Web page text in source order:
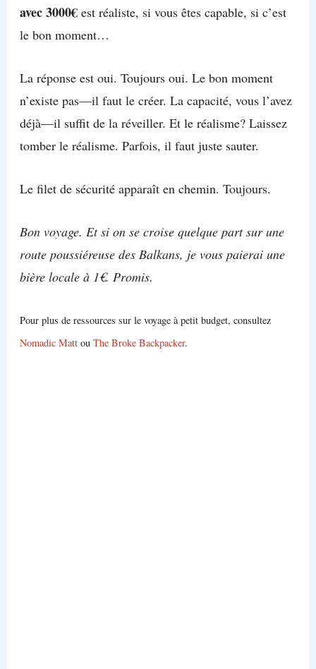
avec 3000€est réaliste, si vous êtes capable, si c’est
le bon moment…
La réponse est oui. Toujours oui. Le bon moment
n’existe pas—il faut le créer. La capacité, vous l’avez
déjà—il suffit de la réveiller. Et le réalisme? Laissez
tomber le réalisme. Parfois, il faut juste sauter.
Le filet de sécurité apparaît en chemin. Toujours.
Bon voyage. Et si on se croise quelque part sur une
route poussiéreuse des Balkans, je vous paierai une
bière locale à 1€. Promis.
Pour plus de ressources sur le voyage à petit budget, consultez
Nomadic Mattou The Broke Backpacker.